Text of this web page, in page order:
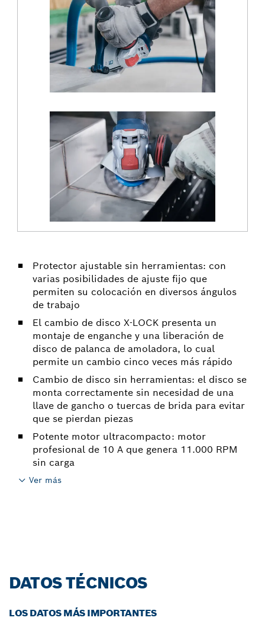
Protector ajustable sin herramientas: con
varias posibilidades de ajuste fijo que
permiten su colocación en diversos ángulos
de trabajo
El cambio de disco X-LOCK presenta un
montaje de enganche y una liberación de
disco de palanca de amoladora, lo cual
permite un cambio cinco veces más rápido
Cambio de disco sin herramientas: el disco se
monta correctamente sin necesidad de una
llave de gancho o tuercas de brida para evitar
que se pierdan piezas
Potente motor ultracompacto: motor
profesional de 10 A que genera 11.000 RPM
sin carga
Ver más
DATOS TÉCNICOS
LOS DATOS MÁS IMPORTANTES